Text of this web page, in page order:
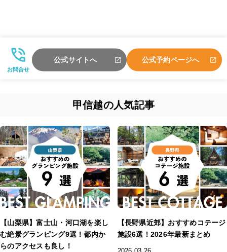
お問合せ
公式サイトへ 公式予約ページへ
甲信越の人気記事
【山梨県】富士山・河口湖を楽し
む絶景グランピング9選！都内か
らのアクセスも良し！
【長野県近郊】おすすめコテージ
施設6選！2026年最新まとめ